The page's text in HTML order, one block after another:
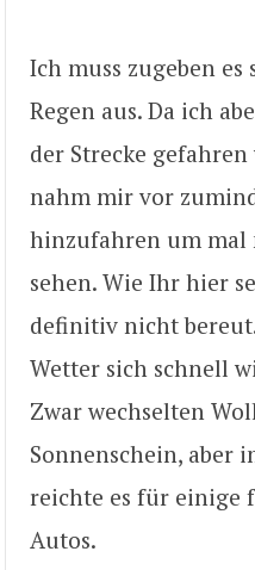
Ich muss zugeben es
Regen aus. Da ich
der Strecke
nahm mir vor
hinzufahren um mal
sehen. Wie Ihr hier
definitiv nicht
Wetter sich schnell
Zwar wechselten
Sonnenschein, aber
reichte es für einige
Autos.